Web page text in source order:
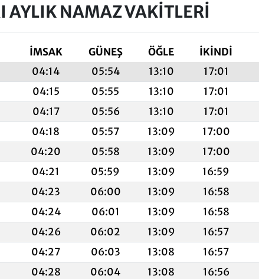
AYLIK NAMAZ VAKITLERI
İMSAK GÜNEŞ ÖĞLE İKINDI
04:14 05:54 13:10 17:01
04:15 05:55 13:10 17:01
04:17 05:56 13:10 17:01
04:18 05:57 13:09 17:00
04:20 05:58 13:09 17:00
04:21 05:59 13:09 16:59
04:23 06:00 13:09 16:58
04:24 06:01 13:09 16:58
04:26 06:02 13:09 16:57
04:27 06:03 13:08 16:57
04:28 06:04 13:08 16:56